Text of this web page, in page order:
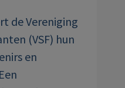
de Vereniging
(VSF) hun
en